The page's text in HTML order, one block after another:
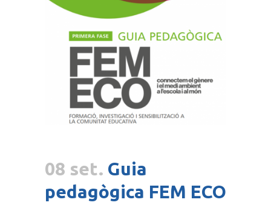
08 set. Guia
pedagògica FEM ECO